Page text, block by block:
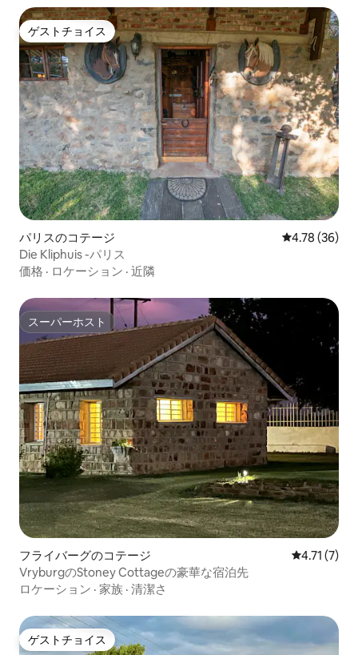
ゲストチョイス
ゲストチョイス
パリスのコテージ レビュー36
4.78 (36)
Die Kliphuis -パリス
価格 · ロケーション · 近隣
スーパーホスト
スーパーホスト
フライバーグのコテージ レビュー7
4.71 (7)
VryburgのStoney Cottageの豪華な宿泊先
ロケーション · 家族 · 清潔さ
ゲストチョイス
ゲストチョイス